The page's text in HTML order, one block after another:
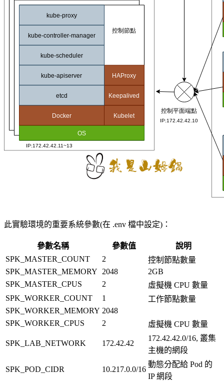
此實驗環境的重要系統參數(在 .env 檔中設定)：
參數名稱 參數值
說明
SPK_MASTER_COUNT
2
控制節點數量
SPK_MASTER_MEMORY
2048
2GB
SPK_MASTER_CPUS
2
虛擬機 CPU 數量
SPK_WORKER_COUNT
1
工作節點數量
SPK_WORKER_MEMORY 2048
SPK_WORKER_CPUS
2 虛擬機 CPU 數量
SPK_LAB_NETWORK 172.42.42
172.42.42.0/16, 叢集
主機的網段
SPK_POD_CIDR 10.217.0.0/16
動態分配給 Pod 的
IP 網段